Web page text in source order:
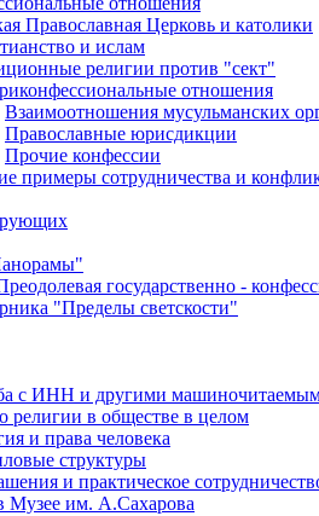
Православная Церковь и католики
и ислам
религии против "сект"
отношения
Взаимоотношения мусульманских
Православные юрисдикции
Прочие конфессии
примеры сотрудничества и
государственно -
"Пределы светскости"
с ИНН и другими
религии в обществе в целом
и права человека
структуры
и практическое
Музее им. А.Сахарова